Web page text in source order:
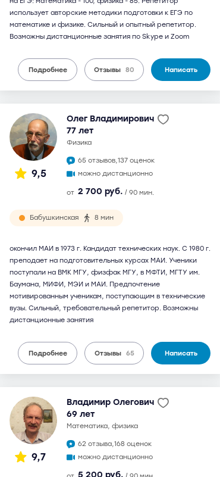
использует авторские методики подготовки к ЕГЭ по
математике и физике. Сильный и опытный репетитор.
Возможны дистанционные занятия по Skype и Zoom
Подробнее Отзывы 80 Написать
9,5
Олег Владимирович
77 лет
физика
65 отзывов,137 оценок
можно дистанционно
от 2 700 руб. / 90 мин.
Бабушкинская 8 мин
окончил МАИ в 1973 г. Кандидат технических наук. С 1980 г.
преподает на подготовительных курсах МАИ. Ученики
поступали на ВМК МГУ, физфак МГУ, в МФТИ, МГТУ им.
Баумана, МИФИ, МЭИ и МАИ. Предпочтение
мотивированным ученикам, поступающим в технические
вузы. Сильный, требовательный репетитор. Возможны
дистанционные занятия
Подробнее Отзывы 65 Написать
9,7
Владимир Олегович
69 лет
математика, физика
62 отзыва,168 оценок
можно дистанционно
5 200 руб.